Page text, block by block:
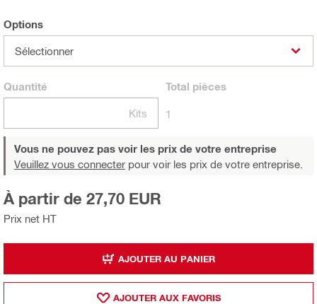
Options
Sélectionner
Quantité
Kits
Total pièces
1
Vous ne pouvez pas voir les prix de votre entreprise
Veuillez vous connecter pour voir les prix de votre entreprise.
Prix net HT
À partir de 27,70 EUR
AJOUTER AU PANIER
AJOUTER AUX FAVORIS